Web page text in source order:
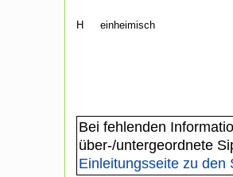
H einheimisch
Bei fehlenden
über-/untergeordnete
Einleitungsseite zu den